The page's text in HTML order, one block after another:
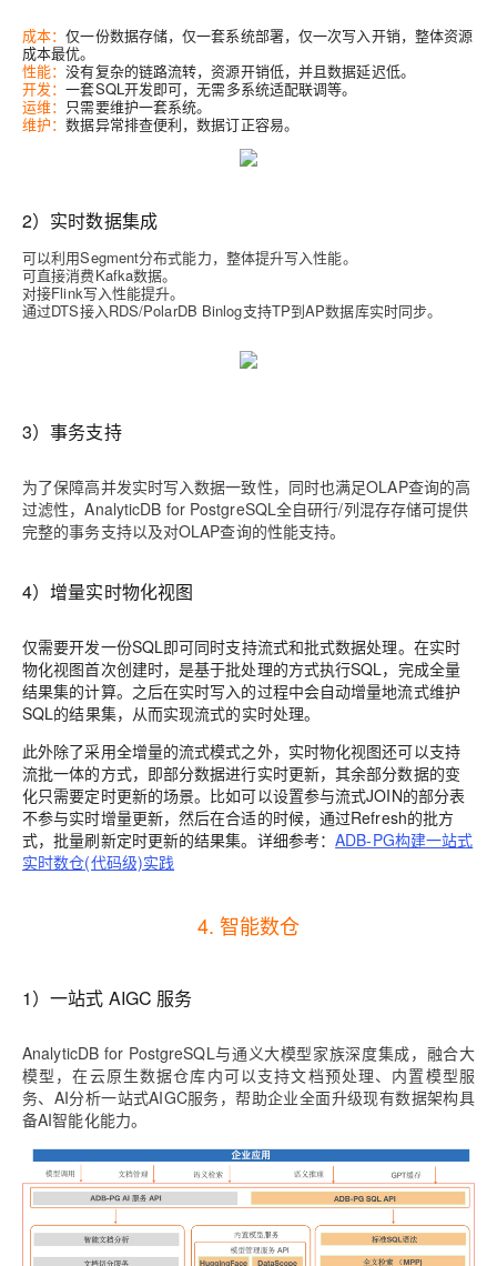
成本：仅一份数据存储，仅一套系统部署，仅一次写入开销，整体资源
成本最优。
性能：没有复杂的链路流转，资源开销低，并且数据延迟低。
开发：一套SQL开发即可，无需多系统适配联调等。
运维： 只需要维护一套系统。
维护：数据异常排查便利，数据订正容易。
2）实时数据集成
可以利用Segment分布式能力，整体提升写入性能。
可直接消费Kafka数据。
对接Flink写入性能提升。
通过DTS接入RDS/PolarDB Binlog支持TP到AP数据库实时同步。
3）事务支持
为了保障高并发实时写入数据一致性，同时也满足OLAP查询的高
过滤性，AnalyticDB for PostgreSQL全自研行/列混存存储可提供
完整的事务支持以及对OLAP查询的性能支持。
4）增量实时物化视图
仅需要开发一份SQL即可同时支持流式和批式数据处理。在实时
物化视图首次创建时，是基于批处理的方式执行SQL，完成全量
结果集的计算。之后在实时写入的过程中会自动增量地流式维护
SQL的结果集，从而实现流式的实时处理。
此外除了采用全增量的流式模式之外，实时物化视图还可以支持
流批一体的方式，即部分数据进行实时更新，其余部分数据的变
化只需要定时更新的场景。比如可以设置参与流式JOIN的部分表
不参与实时增量更新，然后在合适的时候，通过Refresh的批方
式，批量刷新定时更新的结果集。详细参考：ADB-PG构建一站式
实时数仓(代码级)实践
4. 智能数仓
1）一站式 AIGC 服务
AnalyticDB for PostgreSQL与通义大模型家族深度集成，融合大
模型，在云原生数据仓库内可以支持文档预处理、内置模型服
务、AI分析一站式AIGC服务，帮助企业全面升级现有数据架构具
备AI智能化能力。